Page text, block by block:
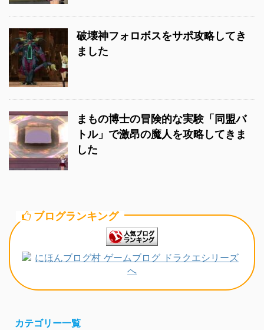
破壊神フォロボスをサポ攻略してき
ました
まもの博士の冒険的な実験「同盟バ
トル」で激昂の魔人を攻略してきま
した
ブログランキング
カテゴリー一覧